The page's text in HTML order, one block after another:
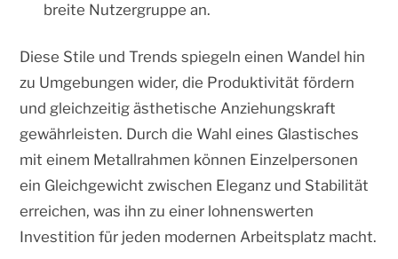
breite Nutzergruppe an.
Diese Stile und Trends spiegeln einen Wandel hin
zu Umgebungen wider, die Produktivität fördern
und gleichzeitig ästhetische Anziehungskraft
gewährleisten. Durch die Wahl eines Glastisches
mit einem Metallrahmen können Einzelpersonen
ein Gleichgewicht zwischen Eleganz und Stabilität
erreichen, was ihn zu einer lohnenswerten
Investition für jeden modernen Arbeitsplatz macht.